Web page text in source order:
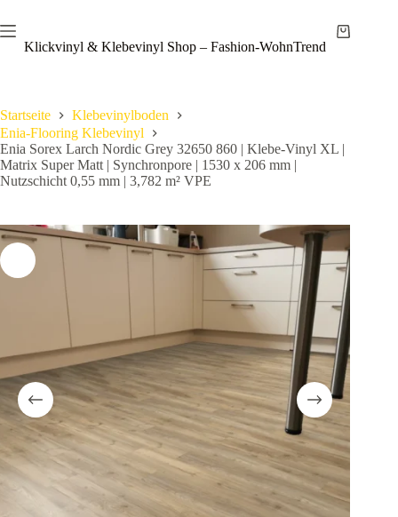
Inhalt
springenKlickvinyl & Klebevinyl Shop – Fashion-WohnTrend
Warenkorb
Startseite
Klebevinylboden
Enia-Flooring Klebevinyl
Enia Sorex Larch Nordic Grey 32650 860 | Klebe-Vinyl XL |
Matrix Super Matt | Synchronpore | 1530 x 206 mm |
Nutzschicht 0,55 mm | 3,782 m² VPE